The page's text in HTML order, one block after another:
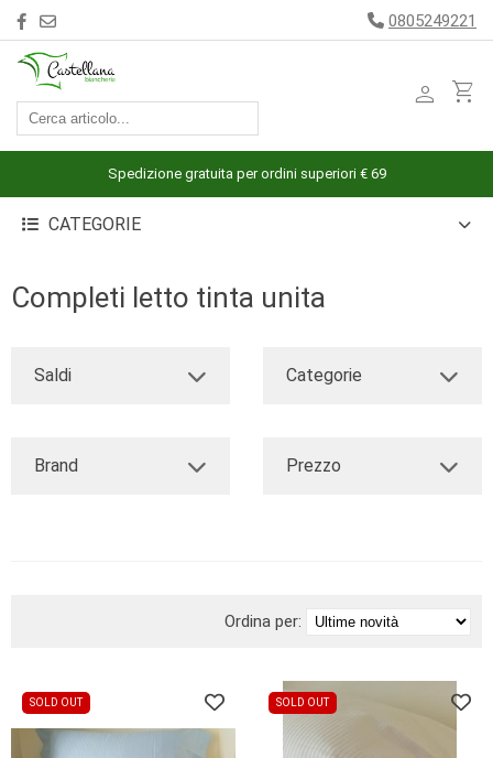
ACCESSORI
ARREDAMENTO
BIANCHERIA
CUCINA
MARE
OUTLET
0805249221
person shopping_cart
Spedizione gratuita per ordini superiori € 69
CATEGORIE
Completi letto tinta unita
Saldi Categorie
Brand Prezzo
Ordina per:
SOLD OUT SOLD OUT